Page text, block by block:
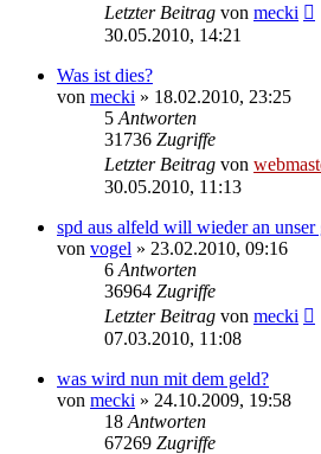
Letzter Beitrag von mecki
30.05.2010, 14:21
Was ist dies?
von mecki » 18.02.2010, 23:25
5 Antworten
31736 Zugriffe
Letzter Beitrag von
30.05.2010, 11:13
spd aus alfeld will wieder an
von vogel » 23.02.2010, 09:16
6 Antworten
36964 Zugriffe
Letzter Beitrag von mecki
07.03.2010, 11:08
was wird nun mit dem geld?
von mecki » 24.10.2009, 19:58
18 Antworten
67269 Zugriffe